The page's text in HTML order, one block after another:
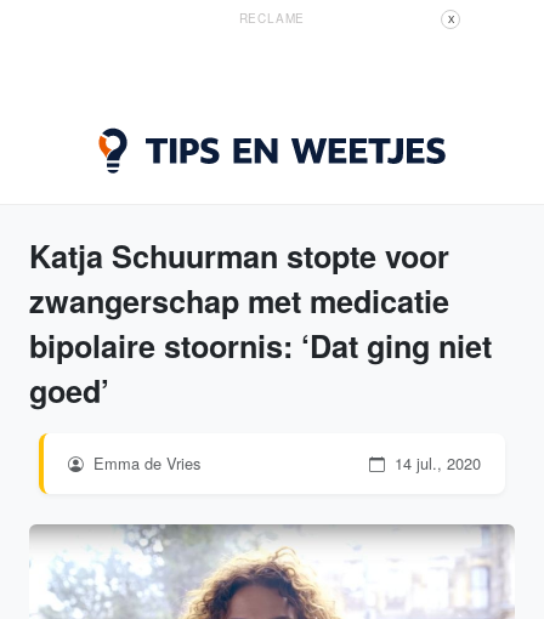
RECLAME X
Katja Schuurman stopte voor
zwangerschap met medicatie
bipolaire stoornis: ‘Dat ging niet
goed’
Emma de Vries 14 jul., 2020